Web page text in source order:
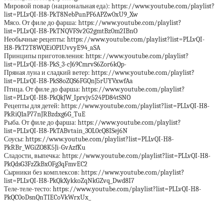
Мировой повар (национальная еда): https://www.youtube.com/playlist?
list=PLLvQI-H8-PkT8NebPunPF6APZw0xU9_Xw
Мясо. От филе до фарша: https://www.youtube.com/playlist?
list=PLLvQI-H8-PkTNQVFSv2G2gmtBz0m2IBnO
Необычные рецепты: https://www.youtube.com/playlist?list=PLLvQI-
H8-PkT2T8WQEiOP1UvvyE94_aSA
Принципы приготовления: https://www.youtube.com/playlist?
list=PLLvQI-H8-PkS_3-cJ69CmrvS6Zor6kQp-
Пряная луна и сладкий ветер: https://www.youtube.com/playlist?
list=PLLvQI-H8-PkS8oZQS6FGQnJ5rUYVxwfAa
Птица. От филе до фарша: https://www.youtube.com/playlist?
list=PLLvQI-H8-PkQkJW_Iprvjv524PD84tSNO
Рецепты для детей: https://www.youtube.com/playlist?list=PLLvQI-H8-
PkRiQ1aP77nJRBzdxg6G_TuE
Рыба. От филе до фарша: https://www.youtube.com/playlist?
list=PLLvQI-H8-PkTABvtain_3OL0cQ8ISej6N
Соусы: https://www.youtube.com/playlist?list=PLLvQI-H8-
PkRBr_WGiZO8K5Ji-GvAzfKu
Сладости, выпечка: https://www.youtube.com/playlist?list=PLLvQI-H8-
PkQdsG3FzZkBxOFg3qFmvEC2
Сырники без комплексов: https://www.youtube.com/playlist?
list=PLLvQI-H8-PkQkXykkoZqNkGZvq_Dwd8I7
Теле-теле-тесто: https://www.youtube.com/playlist?list=PLLvQI-H8-
PkQC0oDsnQnTIECoVkWrxUx_